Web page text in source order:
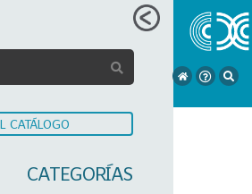
CATÁLOGO
CATEGORÍAS